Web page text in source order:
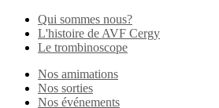
Qui sommes nous?
L'histoire de AVF Cergy
Le trombinoscope
Nos amimations
Nos sorties
Nos événements